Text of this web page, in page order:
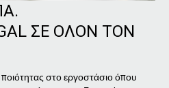
ΣΕ ΟΛΟΝ ΤΟΝ
στο εργοστάσιο όπου